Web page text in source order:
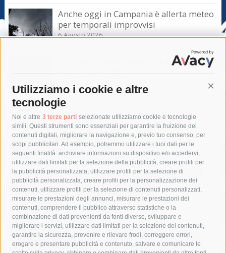
Utilizziamo i cookie e altre
tecnologie
Noi e altre 3 terze parti selezionate utilizziamo cookie e tecnologie
simili. Questi strumenti sono essenziali per garantire la fruizione dei
contenuti digitali, migliorare la navigazione e, previo tuo consenso, per
scopi pubblicitari. Ad esempio, potremmo utilizzare i tuoi dati per le
seguenti finalità: archiviare informazioni su dispositivo e/o accedervi,
utilizzare dati limitati per la selezione della pubblicità, creare profili per
la pubblicità personalizzata, utilizzare profili per la selezione di
pubblicità personalizzata, creare profili per la personalizzazione dei
contenuti, utilizzare profili per la selezione di contenuti personalizzati,
misurare le prestazioni degli annunci, misurare le prestazioni dei
contenuti, comprendere il pubblico attraverso statistiche o la
combinazione di dati provenienti da fonti diverse, sviluppare e
migliorare i servizi, utilizzare dati limitati per la selezione dei contenuti,
garantire la sicurezza, prevenire e rilevare frodi, correggere errori,
erogare e presentare pubblicità e contenuto, salvare e comunicare le
Anche oggi in Campania è allerta meteo
per temporali improvvisi
6 Agosto 2026
Domani e sabato interrotta la linea Eav
Napoli-Sorrento
Tag
acqua allerta meteo
anas
area marina protetta di punta campanella
arresto
Asl Napoli 3 sud
capitaneria di porto capri
carabinieri
castellammare di stabia
circumvesuviana
comune di sorrento
concerto
contagi
costiera amalfitana
covid-19 eav
elezioni
fondazione sorrento
gori guardia costiera
incidente
lavori
lorenzo balducelli mare massa lubrense